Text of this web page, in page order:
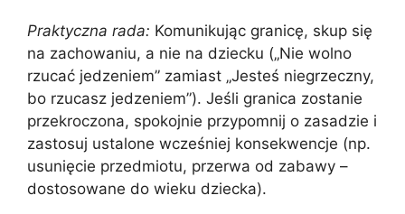
Praktyczna rada: Komunikując granicę, skup się
na zachowaniu, a nie na dziecku („Nie wolno
rzucać jedzeniem” zamiast „Jesteś niegrzeczny,
bo rzucasz jedzeniem”). Jeśli granica zostanie
przekroczona, spokojnie przypomnij o zasadzie i
zastosuj ustalone wcześniej konsekwencje (np.
usunięcie przedmiotu, przerwa od zabawy –
dostosowane do wieku dziecka).